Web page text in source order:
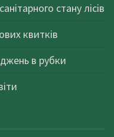
стану лісів
квитків
в рубки